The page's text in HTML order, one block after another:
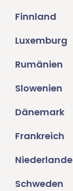
Finnland
Luxemburg
Rumänien
Slowenien
Dänemark
Frankreich
Niederlande
Schweden